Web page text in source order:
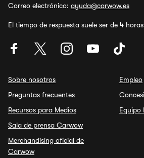
Correo electrónico: ayuda@carwow.es
El tiempo de respuesta suele ser de 4 horas
Sobre nosotros
Preguntas frecuentes
Recursos para Medios
Sala de prensa Carwow
Merchandising oficial de
Carwow
Empleo
Equipo